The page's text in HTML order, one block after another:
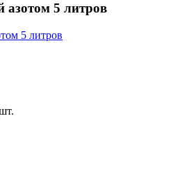
азотом 5 литров